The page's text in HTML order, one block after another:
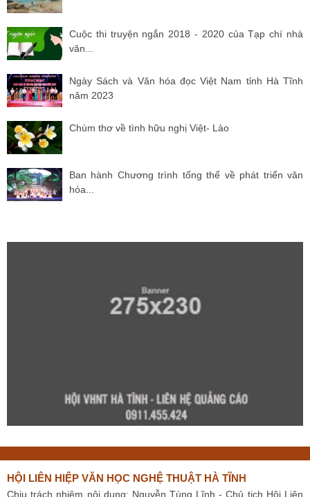
Cuộc thi truyện ngắn 2018 - 2020 của Tạp chí nhà
văn...
Ngày Sách và Văn hóa đọc Việt Nam tỉnh Hà Tĩnh
năm 2023
Chùm thơ về tình hữu nghị Việt- Lào
Ban hành Chương trình tổng thể về phát triển văn
hóa...
HỘI LIÊN HIỆP VĂN HỌC NGHỆ THUẬT HÀ TĨNH
Chịu trách nhiệm nội dung: Nguyễn Tùng Lĩnh - Chủ tịch Hội Liên